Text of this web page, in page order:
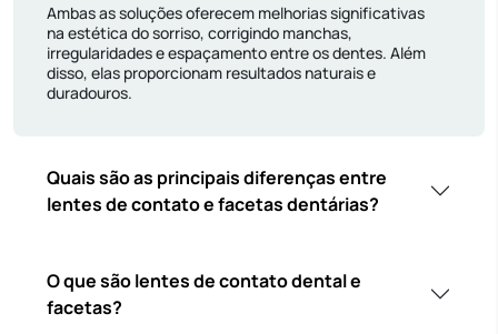
Ambas as soluções oferecem melhorias significativas
na estética do sorriso, corrigindo manchas,
irregularidades e espaçamento entre os dentes. Além
disso, elas proporcionam resultados naturais e
duradouros.
Quais são as principais diferenças entre
lentes de contato e facetas dentárias?
O que são lentes de contato dental e
facetas?